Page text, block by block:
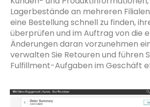
Lagerbestände an mehreren
eine Bestellung schnell zu finden,
überprüfen und im Auftrag von die
Änderungen daran vorzunehmen
verwalten Sie Retouren und führen
Fulfillment-Aufgaben im Geschäft